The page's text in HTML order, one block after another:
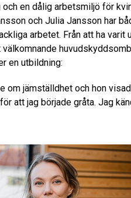
en dålig arbetsmiljö för
och Julia Jansson har
arbetet. Från att ha varit
en utbildning:
om jämställdhet och hon
att jag började gråta. Jag